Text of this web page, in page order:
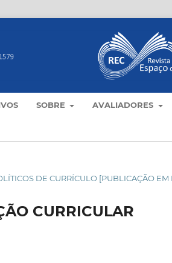
SOBRE AVALIADORES
DE CURRÍCULO [PUBLICAÇÃO
CURRICULAR